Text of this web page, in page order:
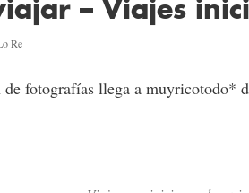
– Viajes
Re
de fotografías llega a muyricotodo*